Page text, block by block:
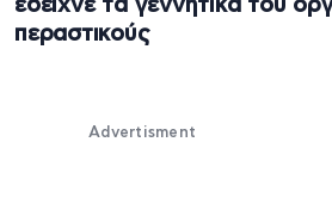
έδειχνε τα γεννητικά του
περαστικούς
Advertisment